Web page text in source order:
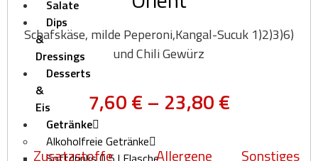
Salate
Dips
&
Dressings
Desserts
&
Eis
Getränke
Alkoholfreie Getränke
Schafskäse, milde Peperoni,Kangal-Sucuk 1)2)3)6)
und Chili Gewürz
7,60€ – 23,80€
Zusatzstoffe Allergene Sonstiges